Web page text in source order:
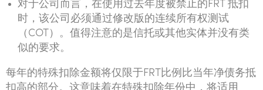
对于公司而言，在使用过去年度被禁止的FRT 抵扣
时，该公司必须通过修改版的连续所有权测试
（COT）。值得注意的是信托或其他实体并没有类
似的要求。
每年的特殊扣除金额将仅限于FRT比例比当年净债务抵